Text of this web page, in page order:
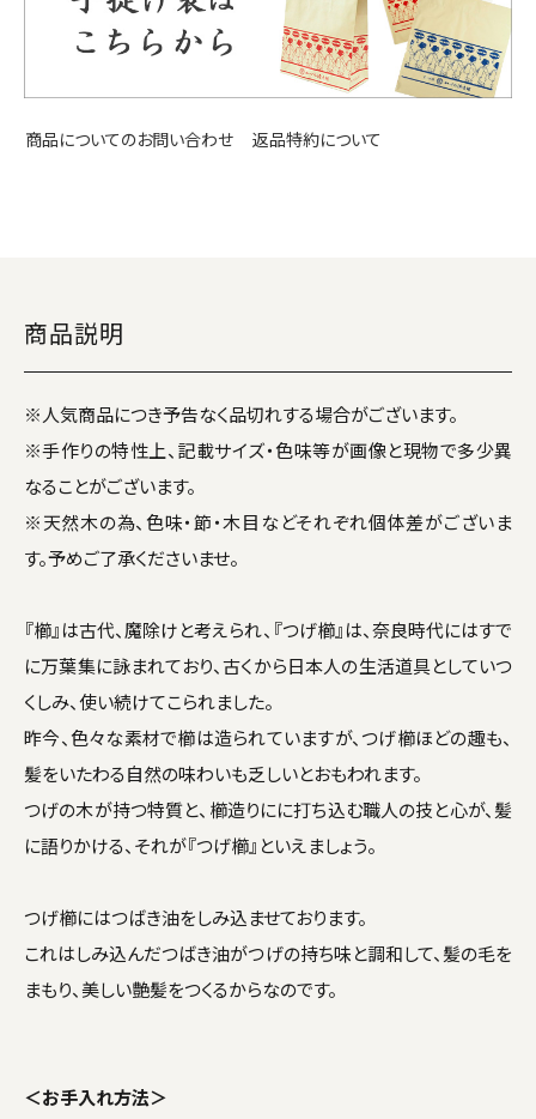
商品についてのお問い合わせ 返品特約について
商品説明
※人気商品につき予告なく品切れする場合がございます。
※手作りの特性上、記載サイズ・色味等が画像と現物で多少異
なることがございます。
※天然木の為、色味・節・木目などそれぞれ個体差がございま
す。予めご了承くださいませ。
『櫛』は古代、魔除けと考えられ、『つげ櫛』は、奈良時代にはすで
に万葉集に詠まれており、古くから日本人の生活道具としていつ
くしみ、使い続けてこられました。
昨今、色々な素材で櫛は造られていますが、つげ櫛ほどの趣も、
髪をいたわる自然の味わいも乏しいとおもわれます。
つげの木が持つ特質と、櫛造りにに打ち込む職人の技と心が、髪
に語りかける、それが『つげ櫛』といえましょう。
つげ櫛にはつばき油をしみ込ませております。
これはしみ込んだつばき油がつげの持ち味と調和して、髪の毛を
まもり、美しい艶髪をつくるからなのです。
＜お手入れ方法＞